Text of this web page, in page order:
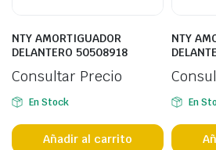
NTY AMORTIGUADOR
DELANTERO 50508918
Consultar Precio
En Stock
Añadir al carrito
NTY
En